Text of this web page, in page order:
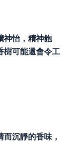
神怡，精神飽
樹可能還會令工
沉靜的香味，